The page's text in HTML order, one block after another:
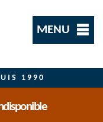
MENU
1990